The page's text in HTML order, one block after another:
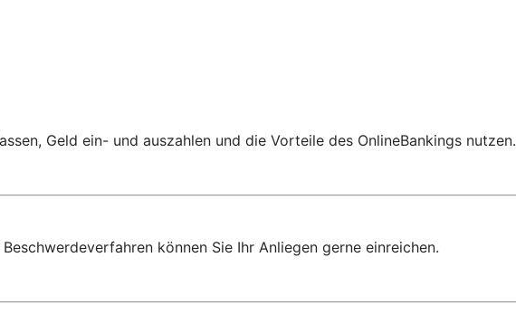
Geld ein- und auszahlen und die Vorteile des OnlineBankings nutzen.
können Sie Ihr Anliegen gerne einreichen.